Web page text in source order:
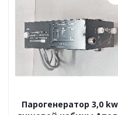
Парогенератор 3,0 kw